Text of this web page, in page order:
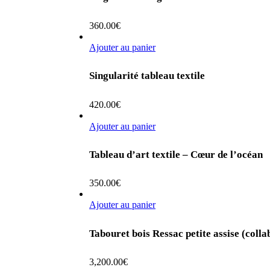
360.00€
Ajouter au panier
Singularité tableau textile
420.00€
Ajouter au panier
Tableau d’art textile – Cœur de l’océan
350.00€
Ajouter au panier
Tabouret bois Ressac petite assise
3,200.00€